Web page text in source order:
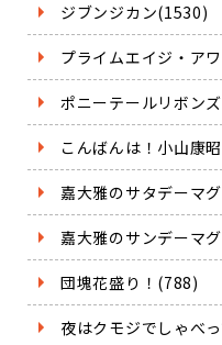
ジブンジカン(1530)
プライムエイジ・ア
ポニーテールリボン
こんばんは！小山康
嘉大雅のサタデーマ
嘉大雅のサンデーマ
団塊花盛り！(788)
夜はクモジでしゃべ